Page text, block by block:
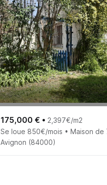
175,000 € • 2,397€/m2
Se loue 850€/mois • Maison de
Avignon (84000)